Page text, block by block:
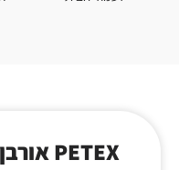
PETEX אורבן קט עופות 3.6 ק"ג